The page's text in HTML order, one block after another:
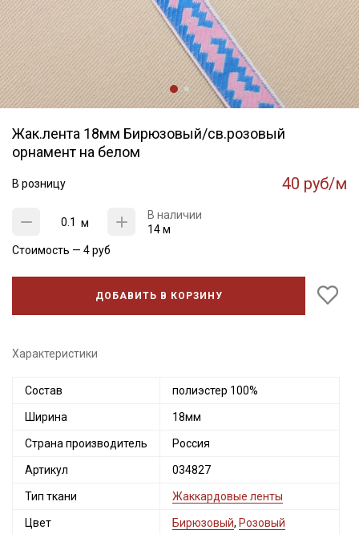
Жак.лента 18мм Бирюзовый/св.розовый
орнамент на белом
В розницу 40 руб/м
м
В наличии
14 м
Стоимость — 4руб
ДОБАВИТЬ В КОРЗИНУ
Характеристики
Состав полиэстер 100%
Ширина 18мм
Страна производитель Россия
Артикул 034827
Тип ткани Жаккардовые ленты
Цвет Бирюзовый, Розовый
Секретная рассылка от Купава
Мы публикуем здесь дополнительные
категории тканей
Электронная почта